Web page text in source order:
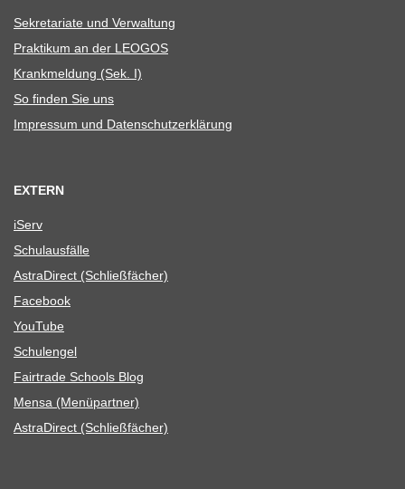
Sekre­ta­riate und Verwaltung
Prak­ti­kum an der LEOGOS
Krank­mel­dung (Sek. I)
So fin­den Sie uns
Impres­sum und Datenschutzerklärung
EXTERN
iServ
Schul­aus­fälle
Astra­Di­rect (Schließ­fä­cher)
Face­book
You­Tube
Schul­en­gel
Fair­trade Schools Blog
Mensa (Menü­part­ner)
Astra­Di­rect (Schließ­fä­cher)